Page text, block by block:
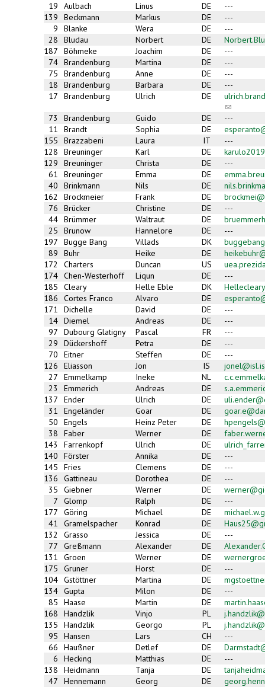
19
Aulbach Linus DE
---
139
Beckmann Markus DE
---
9
Blanke Wera DE
---
28
Bludau Norbert DE
187
Böhmeke Joachim DE
---
74 Brandenburg Martina DE
---
75
Brandenburg Anne DE
---
18
Brandenburg Barbara DE
---
17
Brandenburg Ulrich DE
(link
sends
e-
mail)
73 Brandenburg Guido DE
---
11
Brandt Sophia DE
155
Brazzabeni Laura IT
---
128
Breuninger Karl DE
129
Breuninger Christa DE
---
61
Breuninger Emma DE
40
Brinkmann Nils DE
162
Brockmeier Frank DE
76
Brücker Christine DE
---
44 Brümmer Waltraut DE
25
Brunow Hannelore DE
---
197
Bugge Bang Villads DK
89
Buhr Heike DE
172
Charters Duncan US
174 Chen-Westerhoff Liqun DE
---
185
Cleary Helle Eble DK
186
Cortes Franco Alvaro DE
171
Dichelle David DE
---
14 Diemel Andreas DE
---
97
Dubourg Glatigny Pascal FR
---
29
Dückershoff Petra DE
---
70
Eitner Steffen DE
---
126
Eliasson Jon IS
jonel@isl.is
27
Emmelkamp Ineke NL
23
Emmerich Andreas DE
137
Ender Ulrich DE
31
Engeländer Goar DE
50
Engels Heinz Peter DE
38
Faber Werner DE
143
Farrenkopf Ulrich DE
140
Förster Annika DE
---
145
Fries Clemens DE
---
136
Gattineau Dorothea DE
---
35
Giebner Werner DE
7
Glomp Ralph DE
---
177
Göring Michael DE
41
Gramelspacher Konrad DE
132
Grasso Jessica DE
---
77
Greßmann Alexander DE
131
Groen Werner DE
175
Gruner Horst DE
---
104 Gstöttner Martina DE
134 Gupta Milon DE
---
85
Haase Martin DE
168
Handzlik Vinjo PL
135
Handzlik Georgo PL
95
Hansen Lars CH
---
66
Haußner Detlef DE
6
Hecking Matthias DE
---
138
Heidmann Tanja DE
47
Hennemann Georg DE